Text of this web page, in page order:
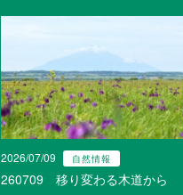
2026/07/09 自然情報
260709 移り変わる木道から